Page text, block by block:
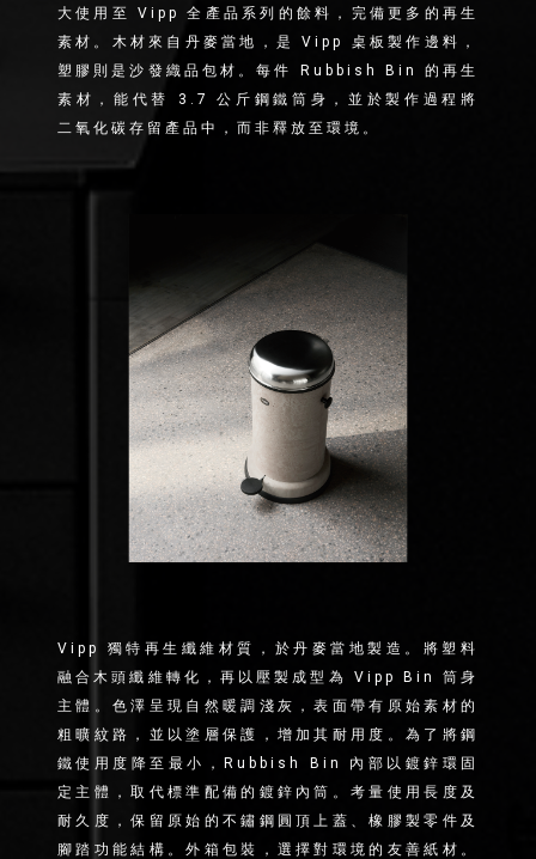
大使用至 Vipp 全產品系列的餘料，完備更多的再生
素材。木材來自丹麥當地，是 Vipp 桌板製作邊料，
塑膠則是沙發織品包材。每件 Rubbish Bin 的再生
素材，能代替 3.7 公斤鋼鐵筒身，並於製作過程將
二氧化碳存留產品中，而非釋放至環境。
Vipp 獨特再生纖維材質，於丹麥當地製造。將塑料
融合木頭纖維轉化，再以壓製成型為 Vipp Bin 筒身
主體。色澤呈現自然暖調淺灰，表面帶有原始素材的
粗曠紋路，並以塗層保護，增加其耐用度。為了將鋼
鐵使用度降至最小，Rubbish Bin 內部以鍍鋅環固
定主體，取代標準配備的鍍鋅內筒。考量使用長度及
耐久度，保留原始的不鏽鋼圓頂上蓋、橡膠製零件及
腳踏功能結構。外箱包裝，選擇對環境的友善紙材。